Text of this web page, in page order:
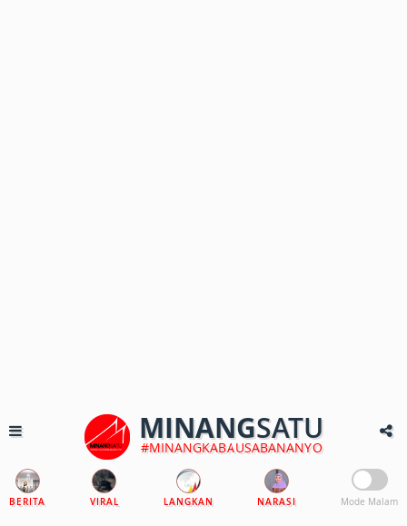
MINANGSATU
#MINANGKABAUSABANANYO
BERITA VIRAL LANGKAN NARASI Mode Malam